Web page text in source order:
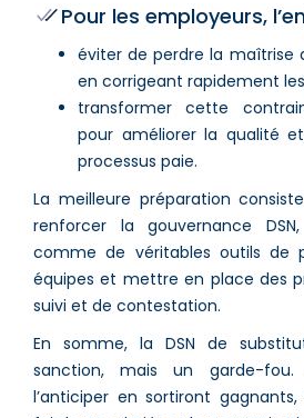
Pour les employeurs,
éviter de perdre la maîtrise
en corrigeant rapidement
transformer cette
pour améliorer la qualité
processus paie.
La meilleure préparation
renforcer la gouvernance
comme de véritables outils de
équipes et mettre en place des
suivi et de contestation.
En somme, la DSN de
sanction, mais un garde-
l’anticiper en sortiront